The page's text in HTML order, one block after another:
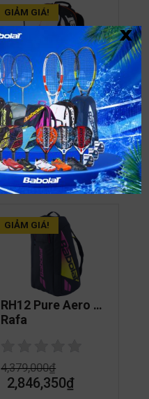
GIẢM GIÁ!
Backpack Pure
Strike 4th Gen
2,599,000₫
2,339,100₫
GIẢM GIÁ!
RH12 Pure Aero
Rafa
4,379,000₫
2,846,350₫
x